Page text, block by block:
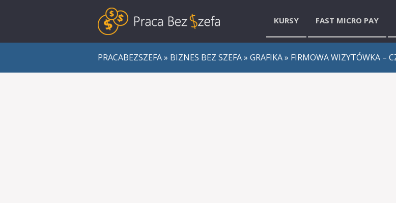
KURSY FAST MICRO PAY
PRACABEZSZEFA» BIZNES BEZ SZEFA» GRAFIKA» FIRMOWA WIZYTÓWKA –